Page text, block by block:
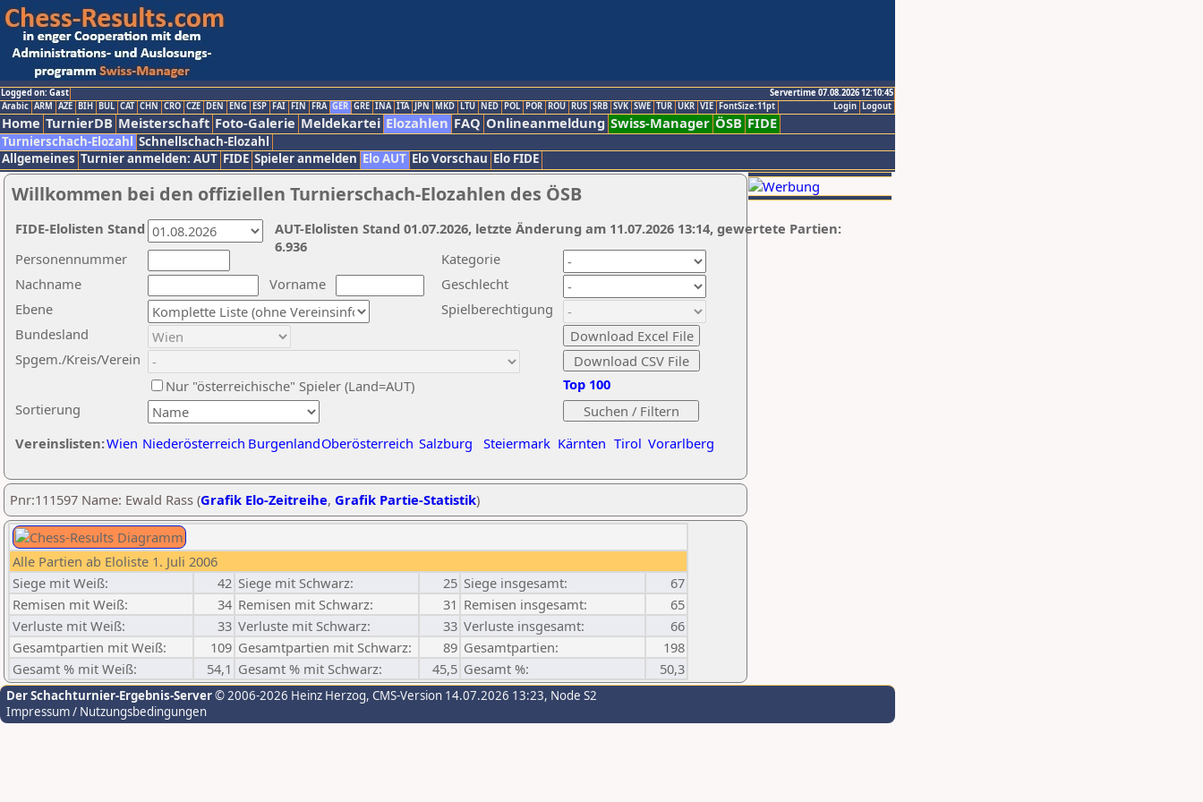
Logged on: Gast
Servertime 07.08.2026 12:10:45
Logout
Login
Arabic ARM AZE BIH BUL CAT CHN CRO CZE DEN ENG ESP FAI FIN FRA GER GRE INA ITA JPN MKD LTU NED POL POR ROU RUS SRB SVK SWE TUR UKR VIE FontSize:11pt
Home TurnierDB Meisterschaft Foto-Galerie Meldekartei Elozahlen FAQ Onlineanmeldung Swiss-Manager ÖSB FIDE
Turnierschach-Elozahl Schnellschach-Elozahl
Allgemeines Turnier anmelden: AUT FIDE Spieler anmelden Elo AUT Elo Vorschau Elo FIDE
Willkommen bei den offiziellen Turnierschach-Elozahlen des ÖSB
Nachname
Vorname
Ebene
Kategorie
Sortierung
Personennummer
Bundesland
Spgem./Kreis/Verein
Geschlecht
Nur "österreichische" Spieler (Land=AUT)
Spielberechtigung
Vereinslisten:Wien Niederösterreich BurgenlandOberösterreich Salzburg Steiermark Kärnten Tirol Vorarlberg
Top 100
AUT-Elolisten Stand 01.07.2026, letzte Änderung am 11.07.2026 13:14, gewertete Partien:
6.936
FIDE-Elolisten Stand
Pnr:111597 Name: Ewald Rass (Grafik Elo-Zeitreihe, Grafik Partie-Statistik)
Alle Partien ab Eloliste 1. Juli 2006
Siege mit Weiß:
42 Siege mit Schwarz: 25 Siege insgesamt:
67
Remisen mit Weiß:
34 Remisen mit Schwarz: 31 Remisen insgesamt:
65
Verluste mit Weiß:
33 Verluste mit Schwarz: 33 Verluste insgesamt:
66
Gesamtpartien mit Weiß:
109 Gesamtpartien mit Schwarz: 89 Gesamtpartien:
198
Gesamt % mit Weiß:
54,1 Gesamt % mit Schwarz: 45,5 Gesamt %: 50,3
Der Schachturnier-Ergebnis-Server© 2006-2026 Heinz Herzog, CMS-Version 14.07.2026 13:23, Node S2
Impressum / Nutzungsbedingungen